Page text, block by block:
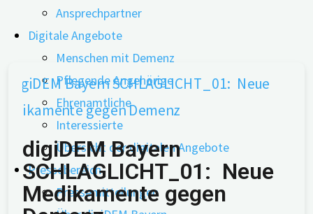
Ansprechpartner
Digitale Angebote
Menschen mit Demenz
Pflegende Angehörige
Ehrenamtliche
Interessierte
Übersicht der digitalen Angebote
Pressebereich
Pressemitteilungen
aus der Medizin weltweit intensiv und kontrovers
diskutiert.
digiDEM Bayern
SCHLAGLICHT_01: Neue
Medikamente gegen